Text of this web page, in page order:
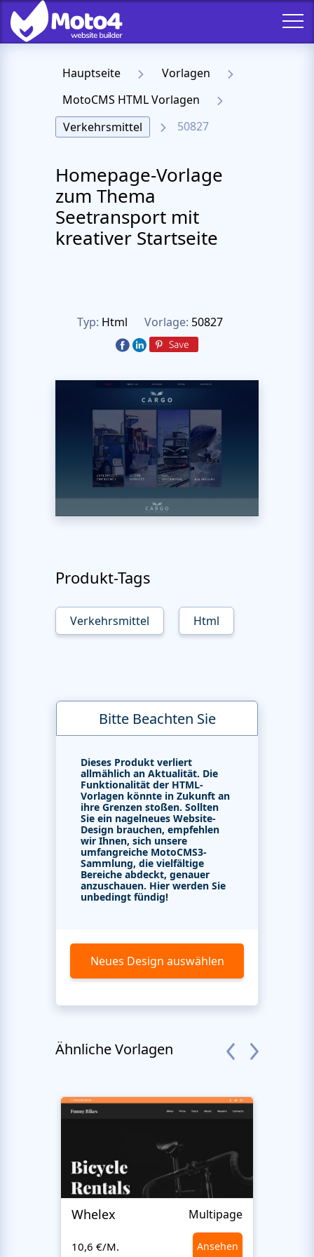
Hauptseite
Vorlagen
MotoCMS HTML Vorlagen
Verkehrsmittel
50827
Homepage-Vorlage
zum Thema
Seetransport mit
kreativer Startseite
Typ: Html Vorlage: 50827
Produkt-Tags
Verkehrsmittel Html
Bitte Beachten Sie
Dieses Produkt verliert
allmählich an Aktualität. Die
Funktionalität der HTML-
Vorlagen könnte in Zukunft an
ihre Grenzen stoßen. Sollten
Sie ein nagelneues Website-
Design brauchen, empfehlen
wir Ihnen, sich unsere
umfangreiche MotoCMS3-
Sammlung, die vielfältige
Bereiche abdeckt, genauer
anzuschauen. Hier werden Sie
unbedingt fündig!
Neues Design auswählen
Ähnliche Vorlagen
Whelex Multipage
10,6 €/M. Ansehen